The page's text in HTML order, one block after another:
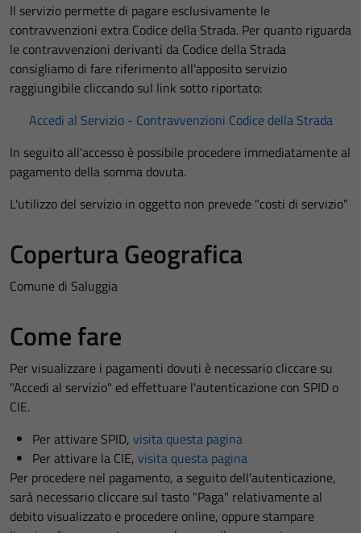
Il servizio permette di pagare esclusivamente le
contravvenzioni extra Codice della Strada. Per quanto riguarda
le contravvenzioni derivanti da Codice della Strada
consigliamo di fare riferimento all'apposito servizio
raggiungibile cliccando sul link sotto riportato:
Accedi al Servizio - Contravvenzioni Codice della Strada
In seguito all'accesso è possibile procedere immediatamente al
pagamento della somma dovuta.
L'utilizzo del servizio in oggetto non prevede "costi di servizio"
Copertura Geografica
Comune di Saluggia
Come fare
Per visualizzare i pagamenti dovuti è necessario cliccare su
"Accedi al servizio" ed effettuare l'autenticazione con SPID o
CIE.
Per attivare SPID, visita questa pagina
Per attivare la CIE, visita questa pagina
Per procedere nel pagamento, a seguito dell'autenticazione,
sarà necessario cliccare sul tasto "Paga" relativamente al
debito visualizzato e procedere online, oppure stampare